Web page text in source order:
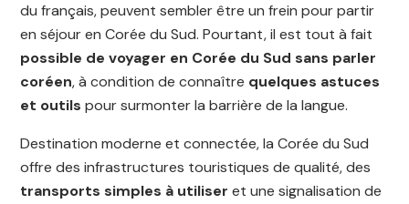
du français, peuvent sembler être un frein pour partir
en séjour en Corée du Sud. Pourtant, il est tout à fait
possible de voyager en Corée du Sud sans parler
coréen, à condition de connaître quelques astuces
et outils pour surmonter la barrière de la langue.
Destination moderne et connectée, la Corée du Sud
offre des infrastructures touristiques de qualité, des
transports simples à utiliser et une signalisation de